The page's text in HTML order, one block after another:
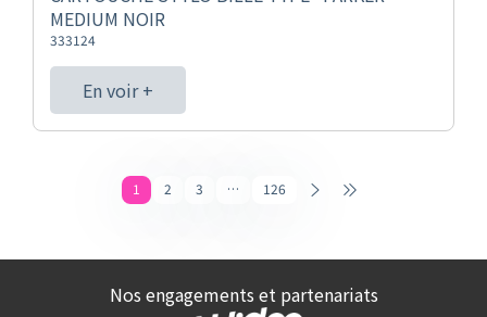
MEDIUM NOIR
333124
En voir +
1 2 3 … 126
Nos engagements et partenariats